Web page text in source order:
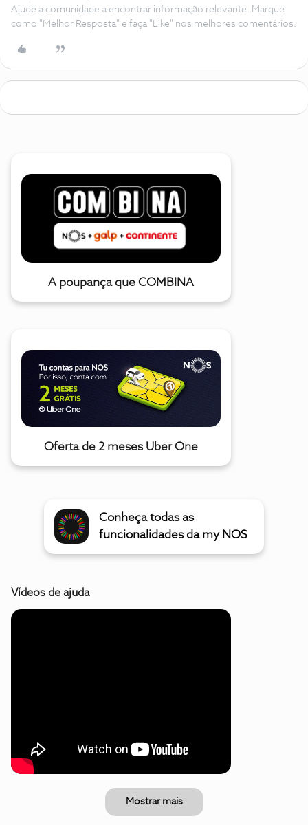
Ajude a comunidade a encontrar informação relevante. Marque
como "Melhor Resposta" e faça "Like" nos melhores comentários.
A poupança que COMBINA
Oferta de 2 meses Uber One
Conheça todas as
funcionalidades da my NOS
Vídeos de ajuda
Mostrar mais